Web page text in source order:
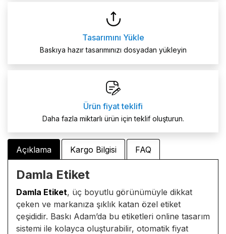
Tasarımını Yükle
Baskıya hazır tasarımınızı dosyadan yükleyin
Ürün fiyat teklifi
Daha fazla miktarlı ürün için teklif oluşturun.
Açıklama Kargo Bilgisi FAQ
Damla Etiket
Damla Etiket, üç boyutlu görünümüyle dikkat
çeken ve markanıza şıklık katan özel etiket
çeşididir. Baskı Adam’da bu etiketleri online tasarım
sistemi ile kolayca oluşturabilir, otomatik fiyat